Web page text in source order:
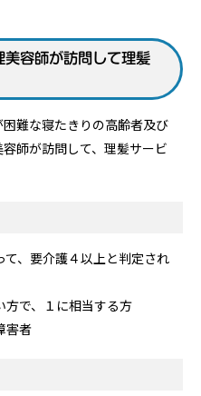
容師が訪問して理髪
難な寝たきりの高齢者及び
師が訪問して、理髪サービ
、要介護４以上と判定され
で、１に相当する方
害者